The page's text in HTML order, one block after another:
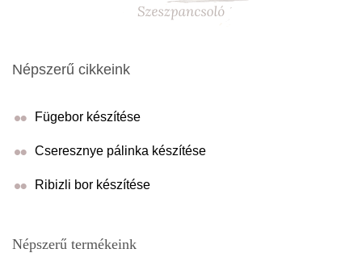
Népszerű cikkeink
Fügebor készítése
Cseresznye pálinka készítése
Ribizli bor készítése
Népszerű termékeink